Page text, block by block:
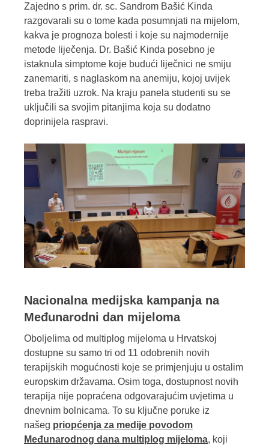
Zajedno s prim. dr. sc. Sandrom Bašić Kinda
razgovarali su o tome kada posumnjati na mijelom,
kakva je prognoza bolesti i koje su najmodernije
metode liječenja. Dr. Bašić Kinda posebno je
istaknula simptome koje budući liječnici ne smiju
zanemariti, s naglaskom na anemiju, kojoj uvijek
treba tražiti uzrok. Na kraju panela studenti su se
uključili sa svojim pitanjima koja su dodatno
doprinijela raspravi.
Nacionalna medijska kampanja na
Međunarodni dan mijeloma
Oboljelima od multiplog mijeloma u Hrvatskoj
dostupne su samo tri od 11 odobrenih novih
terapijskih mogućnosti koje se primjenjuju u ostalim
europskim državama. Osim toga, dostupnost novih
terapija nije popraćena odgovarajućim uvjetima u
dnevnim bolnicama. To su ključne poruke iz
našeg priopćenja za medije povodom
Međunarodnog dana multiplog mijeloma, koji